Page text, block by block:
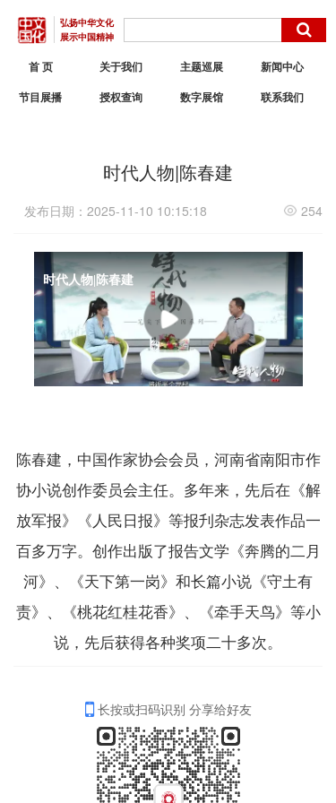
弘扬中华文化
展示中国精神
首 页 关于我们 主题巡展 新闻中心
节目展播 联系我们
授权查询 数字展馆
时代人物|陈春建
发布日期：2025-11-10 10:15:18 254
陈春建，中国作家协会会员，河南省南阳市作
协小说创作委员会主任。多年来，先后在《解
放军报》《人民日报》等报刋杂志发表作品一
百多万字。创作出版了报告文学《奔腾的二月
河》、《天下第一岗》和长篇小说《守土有
责》、《桃花红桂花香》、《牵手天鸟》等小
说，先后获得各种奖项二十多次。
长按或扫码识别 分享给好友